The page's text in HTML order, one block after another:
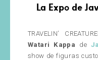
La Expo de
TRAVELIN’
Watari Kappa de
show de figuras